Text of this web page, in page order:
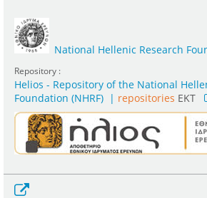
National Hellenic Research
Repository :
Helios - Repository of the National
Foundation (NHRF) | repositories EKT